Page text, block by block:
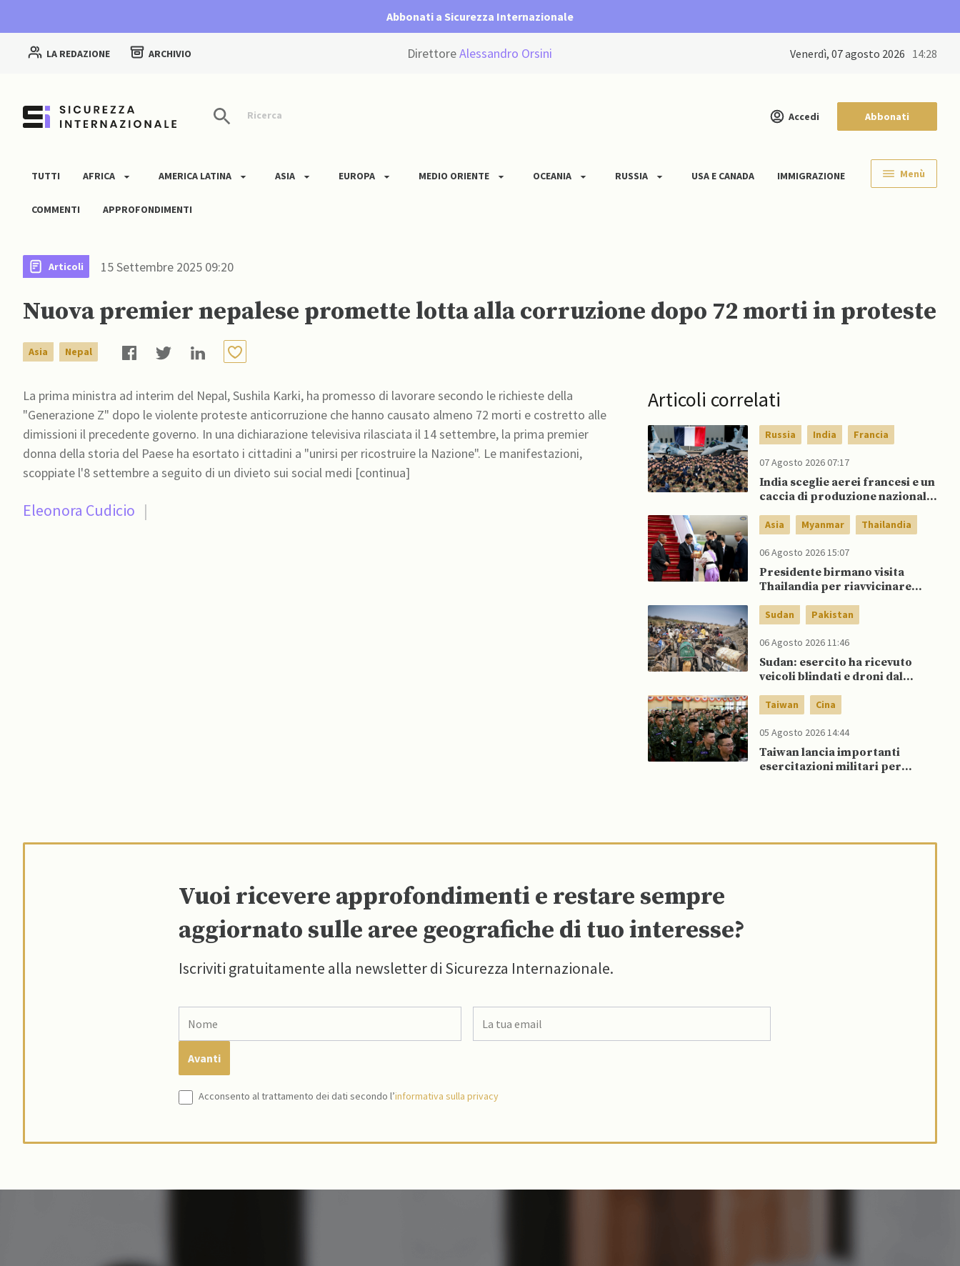
Abbonati a Sicurezza Internazionale
LA REDAZIONE ARCHIVIO DirettoreAlessandro Orsini venerdì, 07 agosto 2026 14:28
Ricerca Accedi Abbonati
TUTTI AFRICA AMERICA LATINA ASIA EUROPA MEDIO ORIENTE OCEANIA RUSSIA USA E CANADA IMMIGRAZIONE
COMMENTI APPROFONDIMENTI
Menù
Articoli 15 Settembre 2025 09:20
Nuova premier nepalese promette lotta alla corruzione dopo 72 morti in proteste
Asia Nepal
La prima ministra ad interim del Nepal, Sushila Karki, ha promesso di lavorare secondo le richieste della
"Generazione Z" dopo le violente proteste anticorruzione che hanno causato almeno 72 morti e costretto alle
dimissioni il precedente governo. In una dichiarazione televisiva rilasciata il 14 settembre, la prima premier
donna della storia del Paese ha esortato i cittadini a "unirsi per ricostruire la Nazione". Le manifestazioni,
scoppiate l'8 settembre a seguito di un divieto sui social medi [continua]
Eleonora Cudicio |
Articoli correlati
Russia India Francia
07 Agosto 2026 07:17
India sceglie aerei francesi e un
caccia di produzione nazionale,
parte di Putin
Asia Myanmar Thailandia
06 Agosto 2026 15:07
Presidente birmano visita
Thailandia per riavvicinare
Sudan Pakistan
06 Agosto 2026 11:46
Sudan: esercito ha ricevuto
veicoli blindati e droni dal
Taiwan Cina
05 Agosto 2026 14:44
Taiwan lancia importanti
esercitazioni militari per
Vuoi ricevere approfondimenti e restare sempre
aggiornato sulle aree geografiche di tuo interesse?
Iscriviti gratuitamente alla newsletter di Sicurezza Internazionale.
Acconsento al trattamento dei dati secondo l’informativa sulla privacy